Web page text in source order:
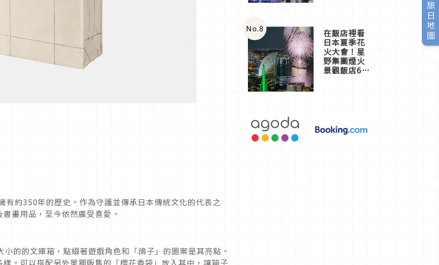
旅日地圖
有約350年的歷史。作為守護並傳承日本傳統文化的代表之
畫用品，至今依然廣受喜愛。
的的文庫箱，點綴著遊戲角色和「鴿子」的圖案是其亮點。
。可以搭配另外單獨販售的「櫻花香袋」放入其中，讓箱子
No.8 在飯店裡看
日本夏季花
火大會！星
野集團煙火
景觀飯店6